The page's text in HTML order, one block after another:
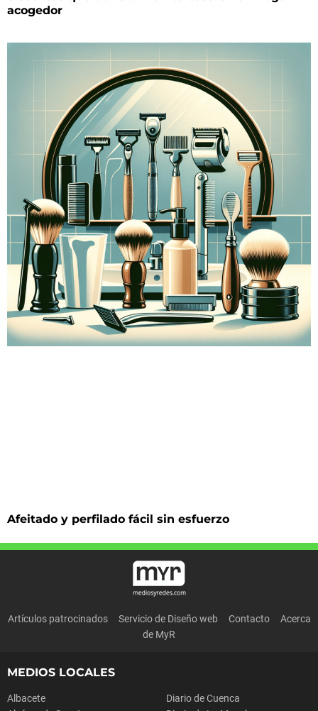
acogedor
Afeitado y perfilado fácil sin esfuerzo
Artículos patrocinados Servicio de Diseño web Contacto
Acerca
de MyR
MEDIOS LOCALES
Albacete
Diario de Cuenca